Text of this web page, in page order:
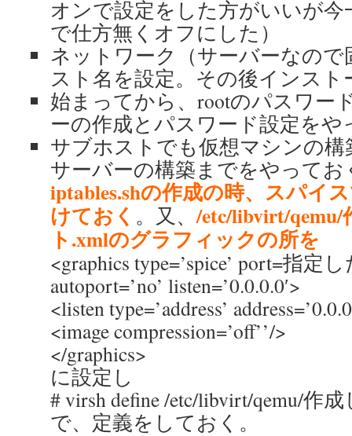
オンで設定をした方がいいが
で仕方無くオフにした）
ネットワーク（サーバーなの
スト名を設定。その後インスト
始まってから、rootのパスワー
ーの作成とパスワード設定をや
サブホストでも仮想マシンの構
サーバーの構築までをやって
iptables.shの作成の時、スパイ
けておく 。又、/etc/libvirt/
ト.xmlのグラフィックの所を
<graphics type=’spice’ port=指定
autoport=’no’ listen=’0.0.0.0′>
<listen type=’address’
<image compression=’off’’/>
</graphics>
に設定し
# virsh define /etc/libvirt/qemu/作
で、定義をしておく。